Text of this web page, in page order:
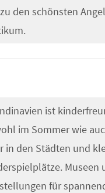
den schönsten
ist
im Sommer wie
in den Städten und
Museen
für